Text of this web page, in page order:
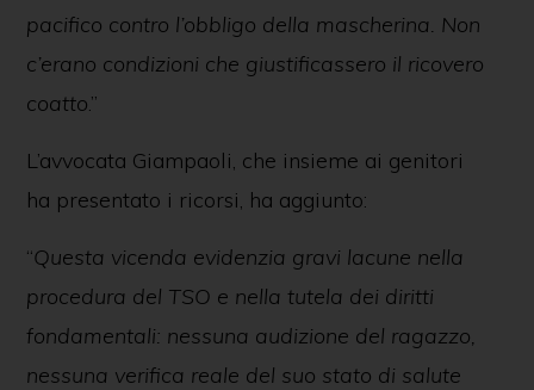
pacifico contro l’obbligo della mascherina. Non
c’erano condizioni che giustificassero il ricovero
coatto.”
L’avvocata Giampaoli, che insieme ai genitori
ha presentato i ricorsi, ha aggiunto:
“Questa vicenda evidenzia gravi lacune nella
procedura del TSO e nella tutela dei diritti
fondamentali: nessuna audizione del ragazzo,
nessuna verifica reale del suo stato di salute